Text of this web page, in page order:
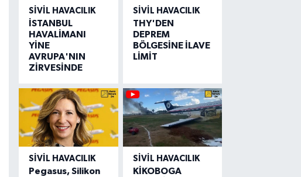
SIVIL HAVACILIK
İSTANBUL
HAVALİMANI
YİNE
AVRUPA'NIN
ZİRVESİNDE
SIVIL HAVACILIK
THY'DEN
DEPREM
BÖLGESİNE İLAVE
LİMİT
SIVIL HAVACILIK
Pegasus, Silikon
SIVIL HAVACILIK
KİKOBOGA